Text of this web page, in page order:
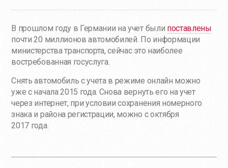
В прошлом году в Германии на учет были поставлены
почти 20 миллионов автомобилей. По информации
министерства транспорта, сейчас это наиболее
востребованная госуслуга.
Снять автомобиль с учета в режиме онлайн можно
уже с начала 2015 года. Снова вернуть его на учет
через интернет, при условии сохранения номерного
знака и района регистрации, можно с октября
2017 года.